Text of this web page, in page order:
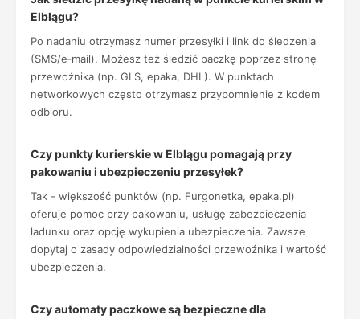
Elblągu?
Po nadaniu otrzymasz numer przesyłki i link do śledzenia
(SMS/e‑mail). Możesz też śledzić paczkę poprzez stronę
przewoźnika (np. GLS, epaka, DHL). W punktach
networkowych często otrzymasz przypomnienie z kodem
odbioru.
Czy punkty kurierskie w Elblągu pomagają przy
pakowaniu i ubezpieczeniu przesyłek?
Tak - większość punktów (np. Furgonetka, epaka.pl)
oferuje pomoc przy pakowaniu, usługę zabezpieczenia
ładunku oraz opcję wykupienia ubezpieczenia. Zawsze
dopytaj o zasady odpowiedzialności przewoźnika i wartość
ubezpieczenia.
Czy automaty paczkowe są bezpieczne dla